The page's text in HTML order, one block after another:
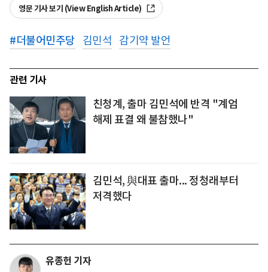
영문 기사 보기 (View English Article)
#더불어민주당 김민석 감기약 발언
관련 기사
친청계, 출마 김민석에 반격 "계엄
해제 표결 왜 불참했나"
김민석, 與대표 출마... 정청래부터
저격했다
유종헌 기자